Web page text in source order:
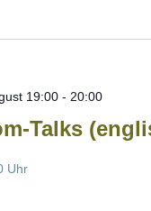
Talks
19:00 - 20:00
Uhr